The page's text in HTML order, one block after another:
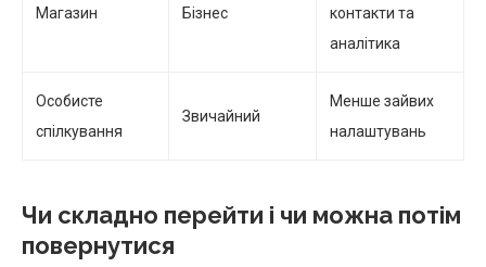
Магазин Бізнес
контакти та
аналітика
Особисте
спілкування
Звичайний
Менше зайвих
налаштувань
Чи складно перейти і чи можна потім
повернутися